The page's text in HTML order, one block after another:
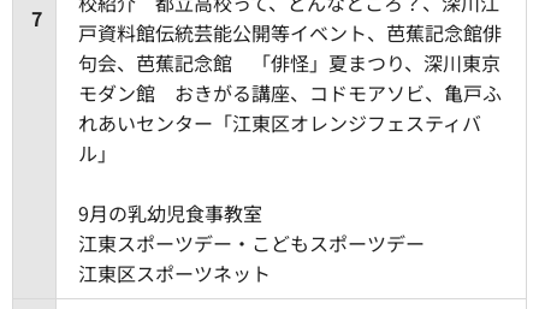
7
戸資料館伝統芸能公開等イベント、芭蕉記念館俳
句会、芭蕉記念館 「俳怪」夏まつり、深川東京
モダン館 おきがる講座、コドモアソビ、亀戸ふ
れあいセンター「江東区オレンジフェスティバ
ル」
9月の乳幼児食事教室
江東スポーツデー・こどもスポーツデー
江東区スポーツネット